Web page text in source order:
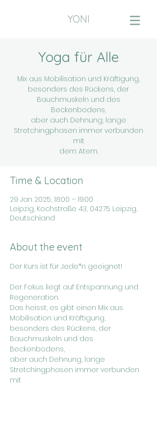
YONI
Yoga für Alle
Mix aus Mobilisation und Kräftigung,
besonders des Rückens, der
Bauchmuskeln und des
Beckenbodens,
aber auch Dehnung, lange
Stretchingphasen immer verbunden
mit
dem Atem.
Time & Location
29 Jan 2025, 18:00 – 19:00
Leipzig, Kochstraße 43, 04275 Leipzig,
Deutschland
About the event
Der Kurs ist für Jede*n geeignet!
Der Fokus liegt auf Entspannung und
Regeneration.
Das heisst, es gibt einen Mix aus
besonders des Rückens, der
Bauchmuskeln und des
aber auch Dehnung, lange
Stretchingphasen immer verbunden
mit